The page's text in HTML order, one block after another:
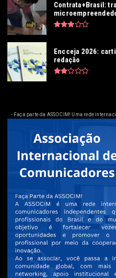
Contrata+Brasil:
Encceja 2026:
redação
- Faça parte da ASSOCIM! Uma rede